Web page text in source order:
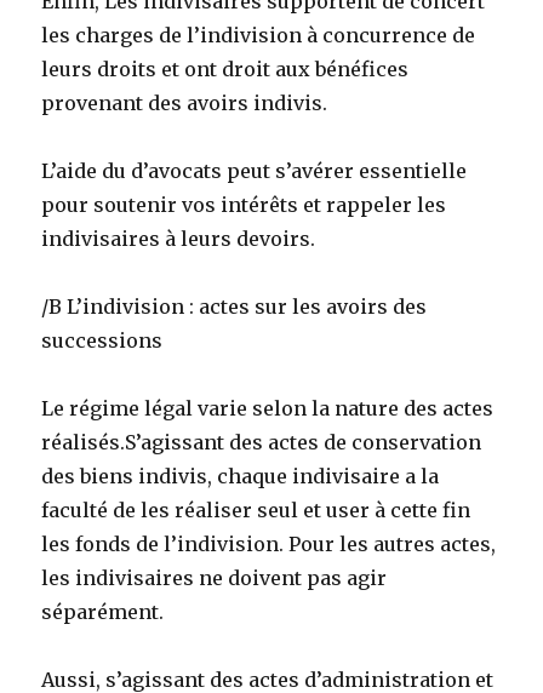
les charges de l’indivision à concurrence de
leurs droits et ont droit aux bénéfices
provenant des avoirs indivis.
L’aide du d’avocats peut s’avérer essentielle
pour soutenir vos intérêts et rappeler les
indivisaires à leurs devoirs.
/B L’indivision : actes sur les avoirs des
successions
Le régime légal varie selon la nature des actes
réalisés.S’agissant des actes de conservation
des biens indivis, chaque indivisaire a la
faculté de les réaliser seul et user à cette fin
les fonds de l’indivision. Pour les autres actes,
les indivisaires ne doivent pas agir
séparément.
Aussi, s’agissant des actes d’administration et